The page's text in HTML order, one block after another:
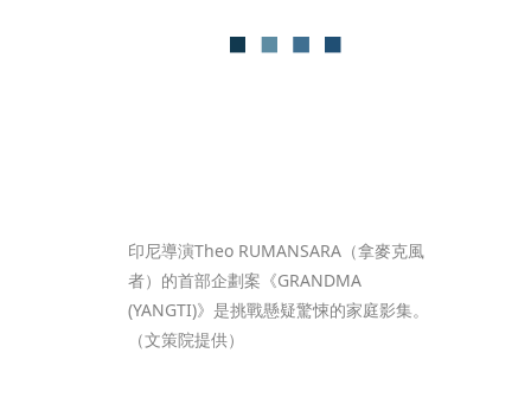
印尼導演Theo RUMANSARA（拿麥克風
者）的首部企劃案《GRANDMA
(YANGTI)》是挑戰懸疑驚悚的家庭影集。
（文策院提供）